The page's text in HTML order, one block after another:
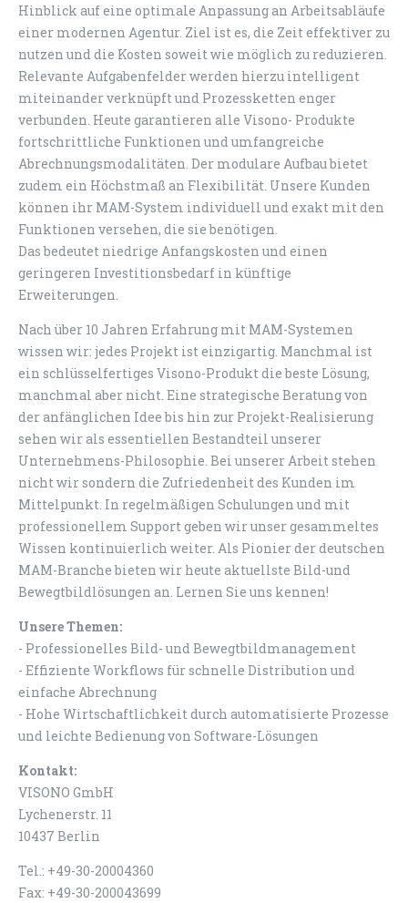
Hinblick auf eine optimale Anpassung an Arbeitsabläufe
einer modernen Agentur. Ziel ist es, die Zeit effektiver zu
nutzen und die Kosten soweit wie möglich zu reduzieren.
Relevante Aufgabenfelder werden hierzu intelligent
miteinander verknüpft und Prozessketten enger
verbunden. Heute garantieren alle Visono- Produkte
fortschrittliche Funktionen und umfangreiche
Abrechnungsmodalitäten. Der modulare Aufbau bietet
zudem ein Höchstmaß an Flexibilität. Unsere Kunden
können ihr MAM-System individuell und exakt mit den
Funktionen versehen, die sie benötigen.
Das bedeutet niedrige Anfangskosten und einen
geringeren Investitionsbedarf in künftige
Erweiterungen.
Nach über 10 Jahren Erfahrung mit MAM-Systemen
wissen wir: jedes Projekt ist einzigartig. Manchmal ist
ein schlüsselfertiges Visono-Produkt die beste Lösung,
manchmal aber nicht. Eine strategische Beratung von
der anfänglichen Idee bis hin zur Projekt-Realisierung
sehen wir als essentiellen Bestandteil unserer
Unternehmens-Philosophie. Bei unserer Arbeit stehen
nicht wir sondern die Zufriedenheit des Kunden im
Mittelpunkt. In regelmäßigen Schulungen und mit
professionellem Support geben wir unser gesammeltes
Wissen kontinuierlich weiter. Als Pionier der deutschen
MAM-Branche bieten wir heute aktuellste Bild-und
Bewegtbildlösungen an. Lernen Sie uns kennen!
Unsere Themen:
- Professionelles Bild- und Bewegtbildmanagement
- Effiziente Workflows für schnelle Distribution und
einfache Abrechnung
- Hohe Wirtschaftlichkeit durch automatisierte Prozesse
und leichte Bedienung von Software-Lösungen
Kontakt:
VISONO GmbH
Lychenerstr. 11
10437 Berlin
Tel.: +49-30-20004360
Fax: +49-30-200043699